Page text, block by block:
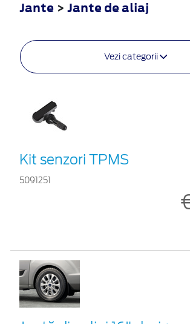
Jante > Jante de aliaj
Vezi categorii
Kit senzori TPMS
5091251